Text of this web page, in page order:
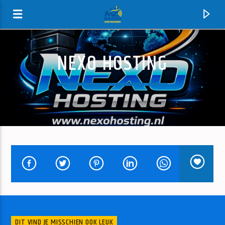
MZ-RADIO
HUIDIG NUMMER
NEXO HOSTING
DIT VIND JE MISSCHIEN OOK LEUK